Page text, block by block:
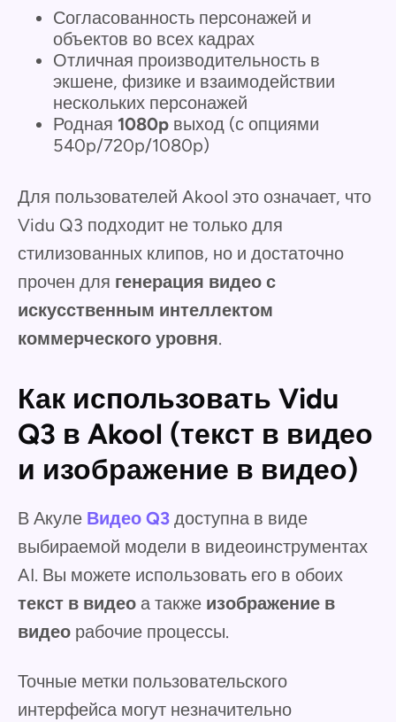
Согласованность персонажей и
объектов во всех кадрах
Отличная производительность в
экшене, физике и взаимодействии
нескольких персонажей
Родная 1080p выход (с опциями
540p/720p/1080p)
Для пользователей Akool это означает, что
Vidu Q3 подходит не только для
стилизованных клипов, но и достаточно
прочен для генерация видео с
искусственным интеллектом
коммерческого уровня.
Как использовать Vidu
Q3 в Akool (текст в видео
и изображение в видео)
В Акуле Видео Q3 доступна в виде
выбираемой модели в видеоинструментах
AI. Вы можете использовать его в обоих
текст в видео а также изображение в
видео рабочие процессы.
Точные метки пользовательского
интерфейса могут незначительно